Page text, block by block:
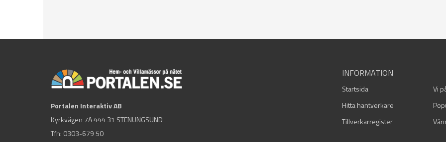
Portalen Interaktiv AB
Kyrkvägen 7A 444 31 STENUNGSUND
Tfn: 0303-679 50
INFORMATION
Startsida Vi
Hitta hantverkare
Tillverkarregister